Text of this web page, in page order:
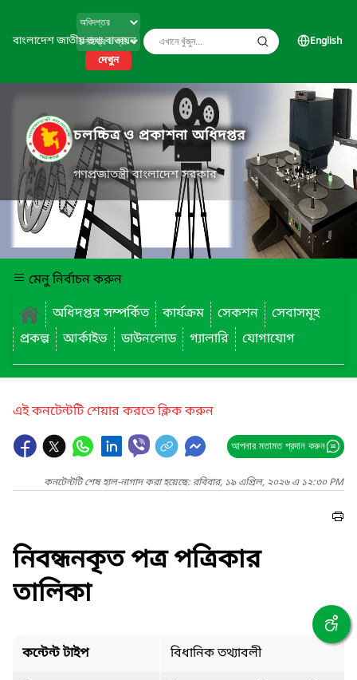
বাংলাদেশ জাতীয় তথ্য বাতায়ন
দেখুন
English
চলচ্চিত্র ও প্রকাশনা অধিদপ্তর
গণপ্রজাতন্ত্রী বাংলাদেশ সরকার
মেনু নির্বাচন করুন
অধিদপ্তর সম্পর্কিত
কার্যক্রম সেকশন
সেবাসমূহ
প্রকল্প
আর্কাইভ ডাউনলোড গ্যালারি যোগাযোগ
এই কনটেন্টটি শেয়ার করতে ক্লিক করুন
আপনার মতামত প্রদান করুন
কনটেন্টটি শেষ হাল-নাগাদ করা হয়েছে: রবিবার, ১৯ এপ্রিল, ২০২৬ এ ১২:৩০ PM
নিবন্ধনকৃত পত্র পত্রিকার
তালিকা
কন্টেন্ট টাইপ বিধানিক তথ্যাবলী